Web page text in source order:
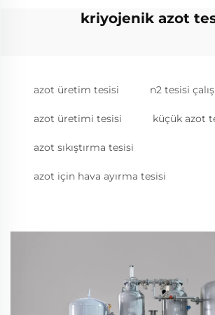
kriyojenik azot
azot üretim tesisi n2 tesisi
azot üretimi tesisi küçük azot
azot sıkıştırma tesisi
azot için hava ayırma tesisi